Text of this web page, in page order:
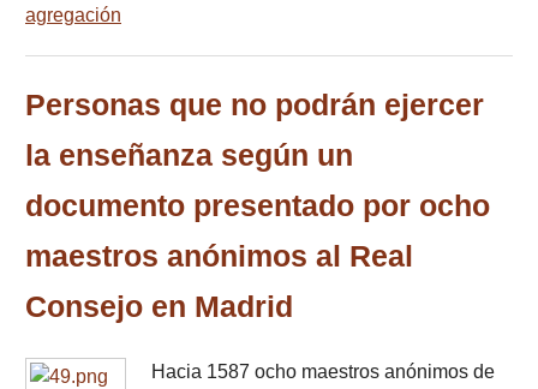
agregación
Personas que no podrán ejercer
la enseñanza según un
documento presentado por ocho
maestros anónimos al Real
Consejo en Madrid
Hacia 1587 ocho maestros anónimos de